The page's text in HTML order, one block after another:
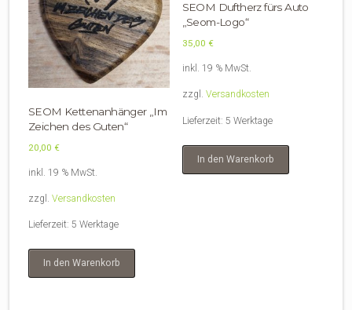
SEOM Kettenanhänger „Im
Zeichen des Guten“
20,00 €
inkl. 19 % MwSt.
zzgl. Versandkosten
Lieferzeit: 5 Werktage
In den Warenkorb
SEOM Duftherz fürs Auto
„Seom-Logo“
35,00 €
inkl. 19 % MwSt.
zzgl. Versandkosten
Lieferzeit: 5 Werktage
In den Warenkorb